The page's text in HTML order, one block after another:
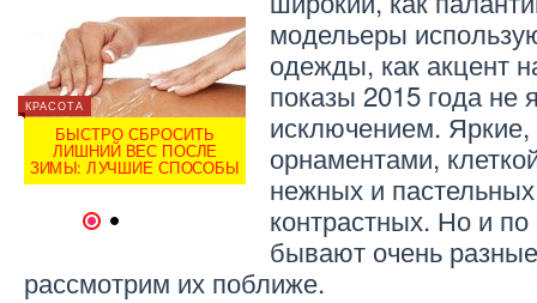
КРАСОТА
БЫСТРО СБРОСИТЬ
ЛИШНИЙ ВЕС ПОСЛЕ
ЗИМЫ: ЛУЧШИЕ СПОСОБЫ
МУЖСКАЯ МОДА
МОДНАЯ МУЖСКАЯ ОБУВЬ
ДЛЯ ЛЕТА И ЗИМЫ 2014
модельеры
одежды, как акцент
показы 2015 года не
исключением.
орнаментами,
нежных и
контрастных. Но и
бывают очень
рассмотрим их поближе.